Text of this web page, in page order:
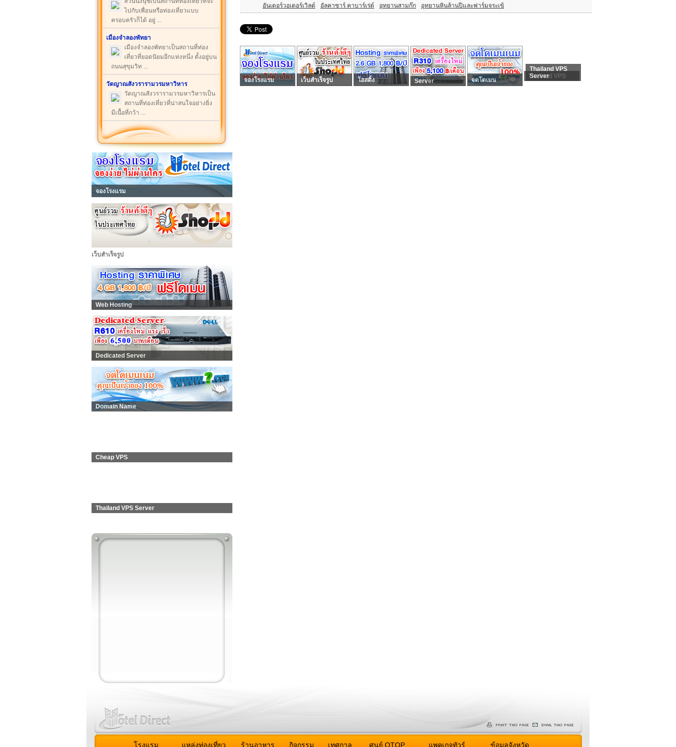
ไปกับเพื่อนหรือท่องเที่ยวแบบ
ครอบครัวก็ได้ อยู่ ...
เมืองจำลองพัทยา
เมืองจำลองพัทยาเป็นสถานที่ท่อง
เที่ยวที่ยอดนิยมอีกแห่งหนึ่ง ตั้งอยู่บน
ถนนสุขุมวิท ...
วัดญาณสังวรารามวรมหาวิหาร
วัดญาณสังวรารามวรมหาวิหารเป็น
สถานที่ท่องเที่ยวที่น่าสนใจอย่างยิ่ง
มีเนื้อที่กว้า ...
จองโรงแรม
เว็บสำเร็จรูป
Web Hosting
Dedicated Server
Domain Name
Cheap VPS
Thailand VPS Server
อันเดอร์วอเตอร์เวิลด์ อัลคาซาร์ คาบาร์เร่ต์ อุทยานสามก๊ก อุทยานหินล้านปีและฟาร์มจระเข้
จองโรงแรม เว็บสำเร็จรูป โฮสติ้ง Server จดโดเมน
Thailand VPS
Thailand VPS
Server
โรงแรม แหล่งท่องเที่ยว ร้านอาหาร กิจกรรม เทศกาล ศูนย์ OTOP แพคเกจทัวร์ ข้อมูลจังหวัด